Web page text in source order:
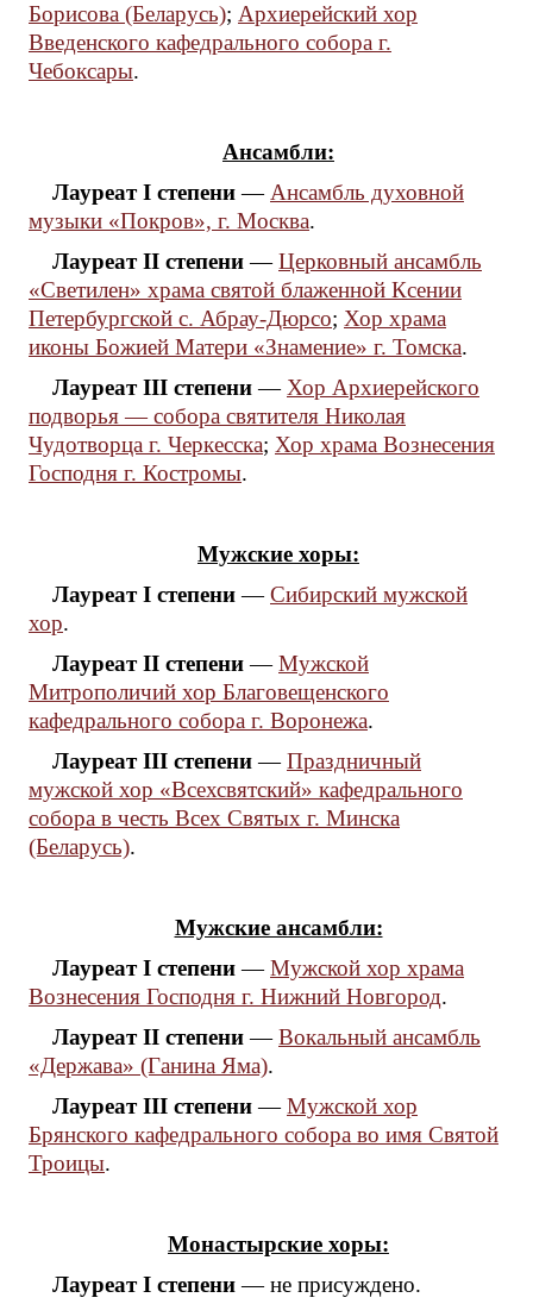
Борисова (Беларусь); Архиерейский хор
Введенского кафедрального собора г.
Чебоксары.
Ансамбли:
Лауреат I степени— Ансамбль духовной
музыки «Покров», г. Москва.
Лауреат II степени—Церковный ансамбль
«Светилен» храма святой блаженной Ксении
Петербургской с. Абрау-Дюрсо; Хор храма
иконы Божией Матери «Знамение» г. Томска.
Лауреат III степени— Хор Архиерейского
подворья — собора святителя Николая
Чудотворца г. Черкесска; Хор храма Вознесения
Господня г. Костромы.
Мужские хоры:
Лауреат I степени—Сибирский мужской
хор.
Лауреат II степени—Мужской
Митрополичий хор Благовещенского
кафедрального собора г. Воронежа.
Лауреат III степени—Праздничный
мужской хор «Всехсвятский» кафедрального
собора в честь Всех Святых г. Минска
(Беларусь).
Мужские ансамбли:
Лауреат I степени—Мужской хор храма
Вознесения Господня г. Нижний Новгород.
Лауреат II степени—Вокальный ансамбль
«Держава» (Ганина Яма).
Лауреат III степени—Мужской хор
Брянского кафедрального собора во имя Святой
Троицы.
Монастырские хоры:
Лауреат I степени— не присуждено.